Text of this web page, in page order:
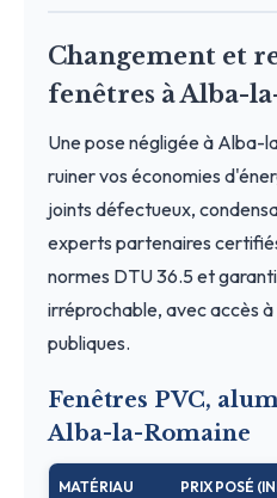
Changement et
fenêtres à Alba-
Une pose négligée à Alba-
ruiner vos économies
joints défectueux,
experts partenaires
normes DTU 36.5 et
irréprochable, avec accès
publiques.
Fenêtres PVC,
Alba-la-Romaine
MATÉRIAU PRIX POSÉ